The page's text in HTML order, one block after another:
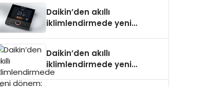
Daikin’den akıllı
iklimlendirmede yeni
Daikin’den akıllı
iklimlendirmede yeni
dönem: Madoka Plus